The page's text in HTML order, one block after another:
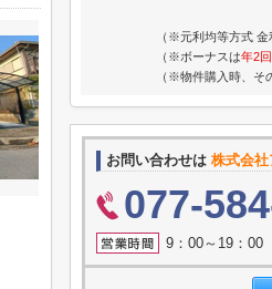
（※元利均等方式 金
（※ボーナスは年2回
（※物件購入時、そ
お問い合わせは 株式会
077-
9：00～19：00